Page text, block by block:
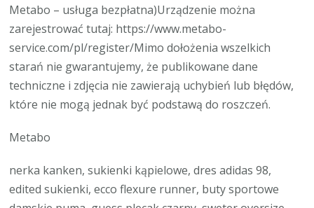
Metabo – usługa bezpłatna)Urządzenie można
zarejestrować tutaj: https://www.metabo-
service.com/pl/register/Mimo dołożenia wszelkich
starań nie gwarantujemy, że publikowane dane
techniczne i zdjęcia nie zawierają uchybień lub błędów,
które nie mogą jednak być podstawą do roszczeń.
Metabo
nerka kanken, sukienki kąpielowe, dres adidas 98,
edited sukienki, ecco flexure runner, buty sportowe